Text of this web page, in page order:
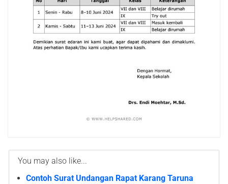
You may also like...
Contoh Surat Undangan Rapat Karang Taruna